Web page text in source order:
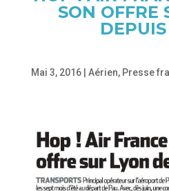
SON OFFRE
Mai 3, 2016| Aérien, Presse